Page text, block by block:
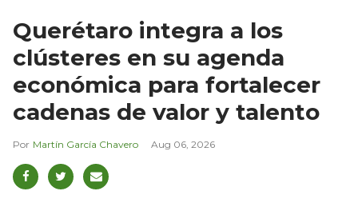
Querétaro integra a los
clústeres en su agenda
económica para fortalecer
cadenas de valor y talento
Martín García Chavero Aug 06, 2026